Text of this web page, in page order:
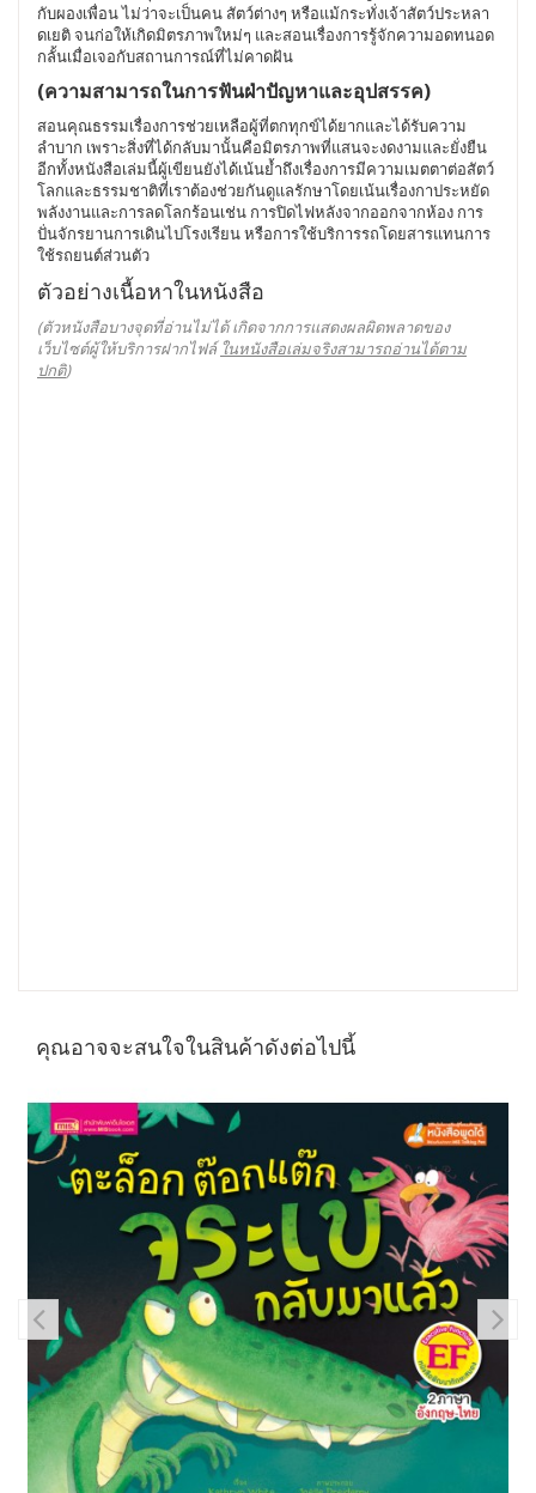
กับผองเพื่อน ไม่ว่าจะเป็นคน สัตว์ต่างๆ หรือแม้กระทั่งเจ้าสัตว์ประหลา
ดเยติ จนก่อให้เกิดมิตรภาพใหม่ๆ และสอนเรื่องการรู้จักความอดทนอด
กลั้นเมื่อเจอกับสถานการณ์ที่ไม่คาดฝัน
(ความสามารถในการฟันฝ่าปัญหาและอุปสรรค)
สอนคุณธรรมเรื่องการช่วยเหลือผู้ที่ตกทุกข์ได้ยากและได้รับความ
ลำบาก เพราะสิ่งที่ได้กลับมานั้นคือมิตรภาพที่แสนจะงดงามและยั่งยืน
อีกทั้งหนังสือเล่มนี้ผู้เขียนยังได้เน้นย้ำถึงเรื่องการมีความเมตตาต่อสัตว์
โลกและธรรมชาติที่เราต้องช่วยกันดูแลรักษาโดยเน้นเรื่องกาประหยัด
พลังงานและการลดโลกร้อนเช่น การปิดไฟหลังจากออกจากห้อง การ
ปั่นจักรยานการเดินไปโรงเรียน หรือการใช้บริการรถโดยสารแทนการ
ใช้รถยนต์ส่วนตัว
ตัวอย่างเนื้อหาในหนังสือ
(ตัวหนังสือบางจุดที่อ่านไม่ได้ เกิดจากการแสดงผลผิดพลาดของ
เว็บไซต์ผู้ให้บริการฝากไฟล์ ในหนังสือเล่มจริงสามารถอ่านได้ตาม
ปกติ)
คุณอาจจะสนใจในสินค้าดังต่อไปนี้